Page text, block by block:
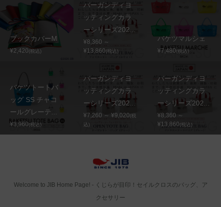
ブックカバーM
¥2,420(税込)
バーガンディヨ
ッティングカラ
ーシリーズ202...
¥8,360 ～
¥13,860(税込)
バケツマルシェ
¥7,480(税込)
バケツトートバ
ッグ SS チャコ
ールグレーテ...
¥3,960(税込)
バーガンディヨ
ッティングカラ
ーシリーズ202...
¥7,260 ～ ¥9,020(税
込)
バーガンディヨ
ッティングカラ
ーシリーズ202...
¥8,360 ～
¥13,860(税込)
Welcome to JIB Home Page! ‐ くじらが目印！セイルクロスのバッグ、ア
クセサリー